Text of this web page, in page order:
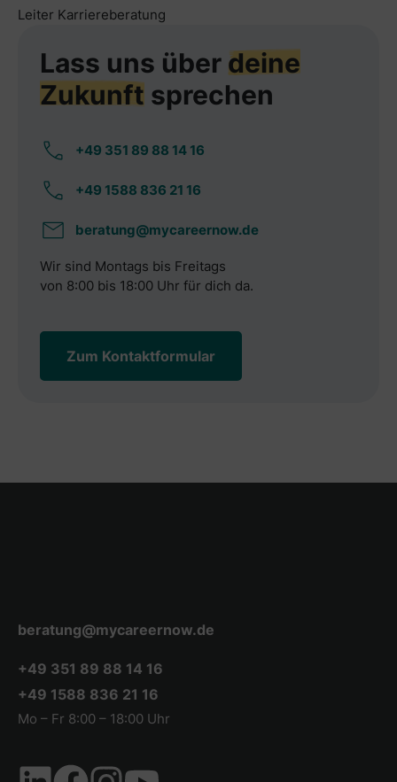
Leiter Karriereberatung
Lass uns über deine
Zukunft sprechen
+49 351 89 88 14 16
+49 1588 836 21 16
beratung@mycareernow.de
Wir sind Montags bis Freitags
von 8:00 bis 18:00 Uhr für dich da.
Zum Kontaktformular
beratung@mycareernow.de
+49 351 89 88 14 16
+49 1588 836 21 16
Mo – Fr 8:00 – 18:00 Uhr